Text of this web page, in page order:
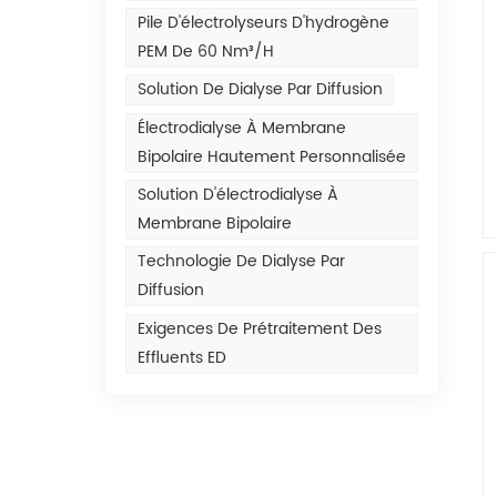
Pile D'électrolyseurs D'hydrogène
PEM De 60 Nm³/h
Solution De Dialyse Par Diffusion
Électrodialyse À Membrane
Bipolaire Hautement Personnalisée
Solution D'électrodialyse À
Membrane Bipolaire
Technologie De Dialyse Par
Diffusion
Exigences De Prétraitement Des
Effluents ED